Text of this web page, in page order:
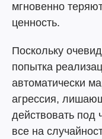
мгновенно
ценность.
Поскольку
попытка
автоматически
агрессия,
действовать
все на